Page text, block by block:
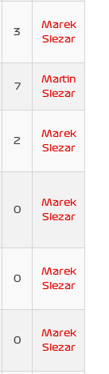
3
Marek
Slezar
7
Martin
Slezar
2
Marek
Slezar
0
Marek
Slezar
0
Marek
Slezar
0
Marek
Slezar